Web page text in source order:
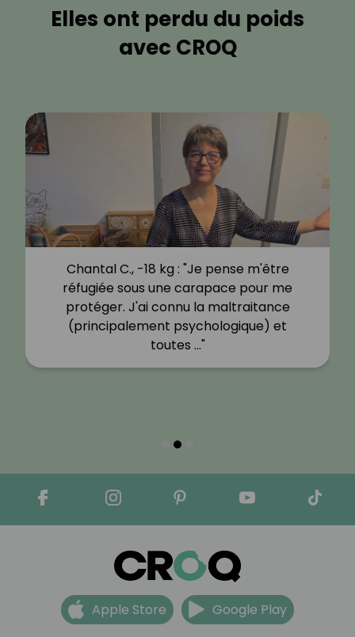
Elles ont perdu du poids
avec CROQ
Chantal C., -18 kg : "Je pense m'être
réfugiée sous une carapace pour me
protéger. J'ai connu la maltraitance
(principalement psychologique) et
toutes …"
Apple Store Google Play